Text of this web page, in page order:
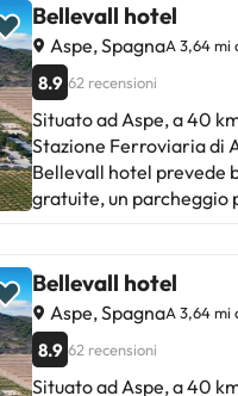
Bellevall hotel
Aspe, SpagnaA 3,64 mi
8.9 62 recensioni
Situato ad Aspe, a 40
Stazione Ferroviaria di
Bellevall hotel prevede
gratuite, un parcheggio
servizi disponibili
giardino, una sala
terrazza. Gli ospiti
utilizzare una vasca
e godersi la vista sulla
Bellevall hotel
Aspe, SpagnaA 3,64 mi
8.9 62 recensioni
Situato ad Aspe, a 40